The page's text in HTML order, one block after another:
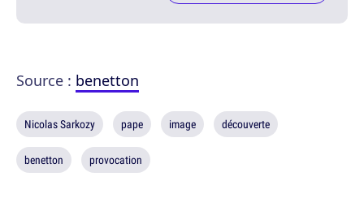
Source : benetton
Nicolas Sarkozy pape image découverte
benetton provocation